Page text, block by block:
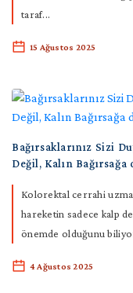
taraf...
15 Ağustos 2025
Bağırsaklarınız Sizi
Değil, Kalın Bağırsağa
Kolorektal cerrahi
hareketin sadece kalp
önemde olduğunu
4 Ağustos 2025